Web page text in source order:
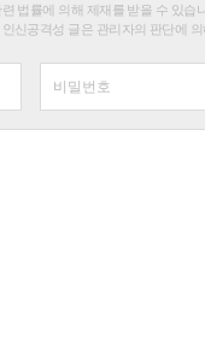
법률에 의해 제재를 받을 수 있습
신공격성 글은 관리자의 판단에 의